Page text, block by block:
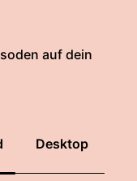
auf dein
Desktop